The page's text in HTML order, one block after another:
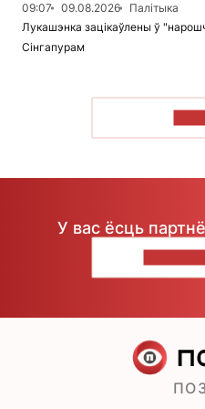
09:07
09.08.2026
Палітыка
Лукашэнка зацікаўлены ў
Сінгапурам
У вас ёсць